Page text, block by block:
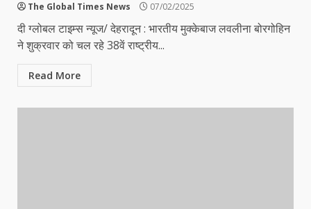
The Global Times News 07/02/2025
दी ग्लोबल टाइम्स न्यूज/ देहरादून : भारतीय मुक्केबाज लवलीना बोरगोहिन
ने शुक्रवार को चल रहे 38वें राष्ट्रीय...
Read More